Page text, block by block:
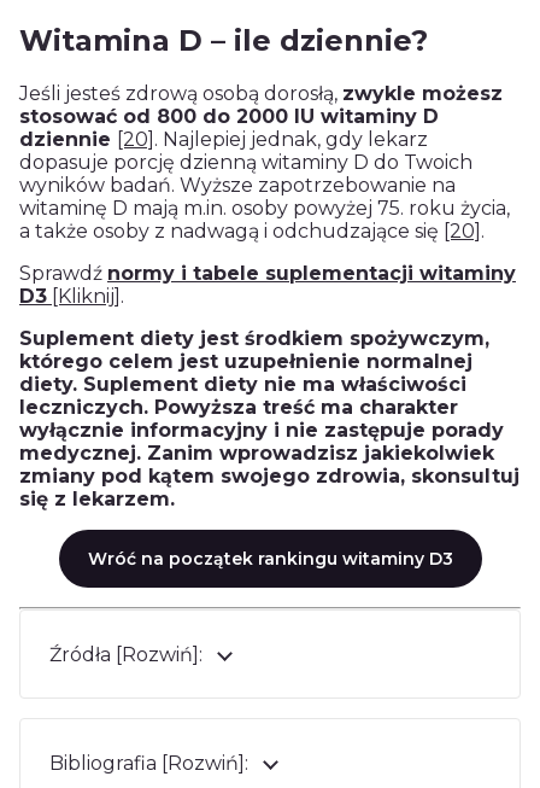
Witamina D – ile dziennie?
Jeśli jesteś zdrową osobą dorosłą, zwykle możesz
stosować od 800 do 2000 IU witaminy D
dziennie [20] . Najlepiej jednak, gdy lekarz
dopasuje porcję dzienną witaminy D do Twoich
wyników badań. Wyższe zapotrzebowanie na
witaminę D mają m.in. osoby powyżej 75. roku życia,
a także osoby z nadwagą i odchudzające się [20] .
Sprawdź normy i tabele suplementacji witaminy
D3 [Kliknij] .
Suplement diety jest środkiem spożywczym,
którego celem jest uzupełnienie normalnej
diety. Suplement diety nie ma właściwości
leczniczych. Powyższa treść ma charakter
wyłącznie informacyjny i nie zastępuje porady
medycznej. Zanim wprowadzisz jakiekolwiek
zmiany pod kątem swojego zdrowia, skonsultuj
się z lekarzem.
Wróć na początek rankingu witaminy D3
Źródła [Rozwiń]:
Bibliografia [Rozwiń]: